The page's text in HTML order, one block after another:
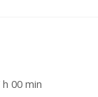
00 min